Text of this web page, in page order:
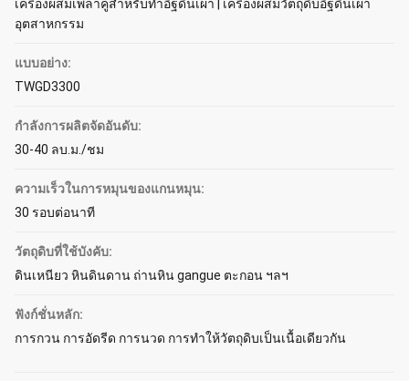
เครื่องผสมเพลาคู่สำหรับทำอิฐดินเผา | เครื่องผสมวัตถุดิบอิฐดินเผา
อุตสาหกรรม
แบบอย่าง:
TWGD3300
กำลังการผลิตจัดอันดับ:
30-40 ลบ.ม./ชม
ความเร็วในการหมุนของแกนหมุน:
30 รอบต่อนาที
วัตถุดิบที่ใช้บังคับ:
ดินเหนียว หินดินดาน ถ่านหิน gangue ตะกอน ฯลฯ
ฟังก์ชั่นหลัก:
การกวน การอัดรีด การนวด การทำให้วัตถุดิบเป็นเนื้อเดียวกัน